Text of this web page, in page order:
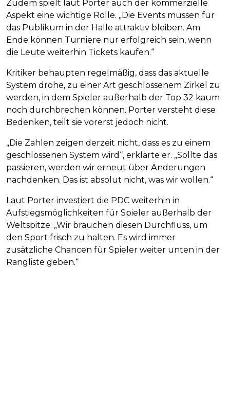
Zudem spielt laut Porter auch der kommerzielle
Aspekt eine wichtige Rolle. „Die Events müssen für
das Publikum in der Halle attraktiv bleiben. Am
Ende können Turniere nur erfolgreich sein, wenn
die Leute weiterhin Tickets kaufen.“
Kritiker behaupten regelmäßig, dass das aktuelle
System drohe, zu einer Art geschlossenem Zirkel zu
werden, in dem Spieler außerhalb der Top 32 kaum
noch durchbrechen können. Porter versteht diese
Bedenken, teilt sie vorerst jedoch nicht.
„Die Zahlen zeigen derzeit nicht, dass es zu einem
geschlossenen System wird“, erklärte er. „Sollte das
passieren, werden wir erneut über Änderungen
nachdenken. Das ist absolut nicht, was wir wollen.“
Laut Porter investiert die PDC weiterhin in
Aufstiegsmöglichkeiten für Spieler außerhalb der
Weltspitze. „Wir brauchen diesen Durchfluss, um
den Sport frisch zu halten. Es wird immer
zusätzliche Chancen für Spieler weiter unten in der
Rangliste geben.“